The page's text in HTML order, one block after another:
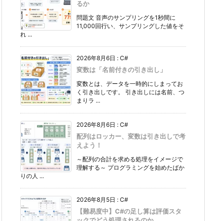
るか
問題文 音声のサンプリングを1秒間に
11,000回行い、サンプリングした値をそ
れ ...
2026年8月6日 : C#
変数は「名前付きの引き出し」
変数とは、データを一時的にしまってお
く引き出しです。 引き出しには名前、つ
まりラ ...
2026年8月6日 : C#
配列はロッカー、変数は引き出しで考
えよう！
～配列の合計を求める処理をイメージで
理解する～ プログラミングを始めたばか
りの人 ...
2026年8月5日 : C#
【難易度中】C#の足し算は評価スタ